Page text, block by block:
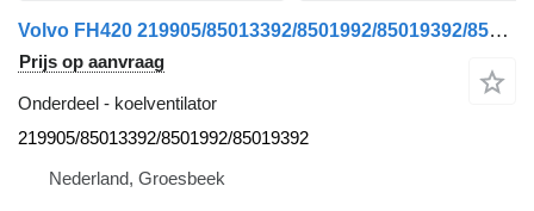
Volvo FH420 219905/85013392/8501992/85019392/85026104 KOELVENTILATOR E voor trekker
Prijs op aanvraag
Onderdeel - koelventilator
219905/85013392/8501992/85019392
Nederland, Groesbeek